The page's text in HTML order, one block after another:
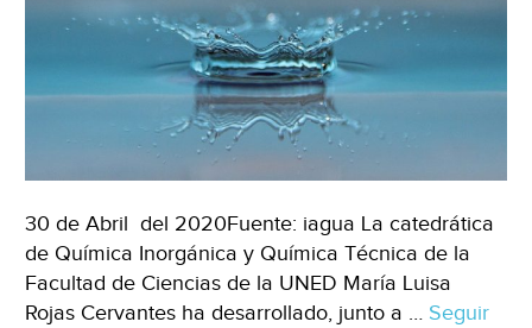
30 de Abril del 2020Fuente: iagua La catedrática
de Química Inorgánica y Química Técnica de la
Facultad de Ciencias de la UNED María Luisa
Rojas Cervantes ha desarrollado, junto a … Seguir